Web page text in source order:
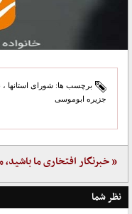
برچسب ها: شورای استانها ،
جزیره ابوموسی
« خبرنگار افتخاری ما
نظر شما